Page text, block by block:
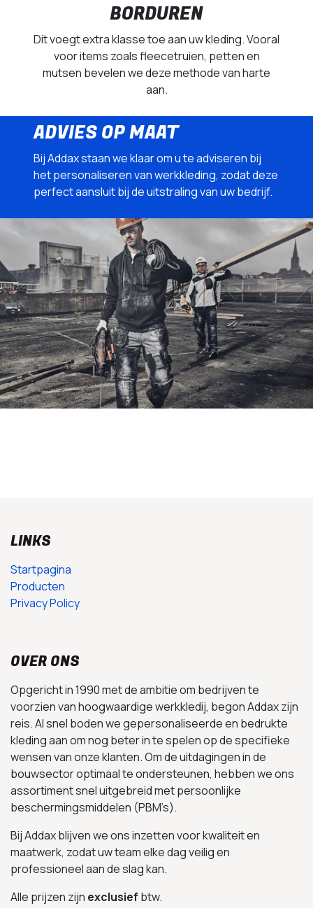
BORDUREN
Dit voegt extra klasse toe aan uw kleding. Vooral
voor items zoals fleecetruien, petten en
mutsen bevelen we deze methode van harte
aan.
ADVIES OP MAAT
Bij Addax staan we klaar om u te adviseren bij
het personaliseren van werkkleding, zodat deze
perfect aansluit bij de uitstraling van uw bedrijf.
LINKS
Startpagina
Producten
Privacy Policy
OVER ONS
Opgericht in 1990 met de ambitie om bedrijven te
voorzien van hoogwaardige werkkledij, begon Addax zijn
reis. Al snel boden we gepersonaliseerde en bedrukte
kleding aan om nog beter in te spelen op de specifieke
wensen van onze klanten. Om de uitdagingen in de
bouwsector optimaal te ondersteunen, hebben we ons
assortiment snel uitgebreid met persoonlijke
beschermingsmiddelen (PBM’s).
Bij Addax blijven we ons inzetten voor kwaliteit en
maatwerk, zodat uw team elke dag veilig en
professioneel aan de slag kan.
Alle prijzen zijn exclusief btw.